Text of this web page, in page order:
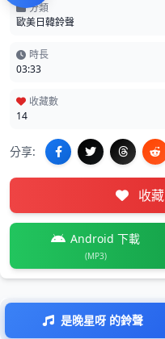
分類
歐美日韓鈴聲
時長
03:33
收藏數
14
分享:
收藏
Android 下載
(MP3)
是晚星呀 的鈴聲